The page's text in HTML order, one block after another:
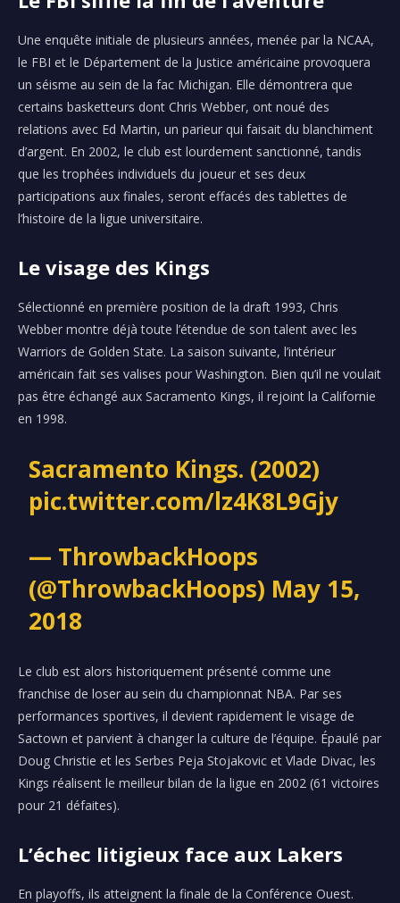
Une enquête initiale de plusieurs années, menée par la NCAA,
le FBI et le Département de la Justice américaine provoquera
un séisme au sein de la fac Michigan. Elle démontrera que
certains basketteurs dont Chris Webber, ont noué des
relations avec Ed Martin, un parieur qui faisait du blanchiment
d’argent. En 2002, le club est lourdement sanctionné, tandis
que les trophées individuels du joueur et ses deux
participations aux finales, seront effacés des tablettes de
l’histoire de la ligue universitaire.
Le visage des Kings
Sélectionné en première position de la draft 1993, Chris
Webber montre déjà toute l’étendue de son talent avec les
Warriors de Golden State. La saison suivante, l’intérieur
américain fait ses valises pour Washington. Bien qu’il ne voulait
pas être échangé aux Sacramento Kings, il rejoint la Californie
en 1998.
Sacramento Kings. (2002)
pic.twitter.com/lz4K8L9Gjy
— ThrowbackHoops
(@ThrowbackHoops) May 15,
2018
Le club est alors historiquement présenté comme une
franchise de loser au sein du championnat NBA. Par ses
performances sportives, il devient rapidement le visage de
Sactown et parvient à changer la culture de l’équipe. Épaulé par
Doug Christie et les Serbes Peja Stojakovic et Vlade Divac, les
Kings réalisent le meilleur bilan de la ligue en 2002 (61 victoires
pour 21 défaites).
L’échec litigieux face aux Lakers
En playoffs, ils atteignent la finale de la Conférence Ouest.